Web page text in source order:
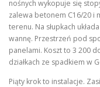
nośnych wykopuje się
zalewa betonem C16/20 i
terenu. Na słupkach
wannę. Przestrzeń pod
panelami. Koszt to 3 200
działkach ze spadkiem w
Piąty krok to instalacje.